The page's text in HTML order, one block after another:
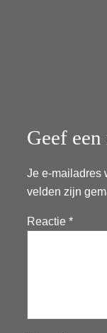
Geef
Je e-mailadres
velden zijn
Reactie *